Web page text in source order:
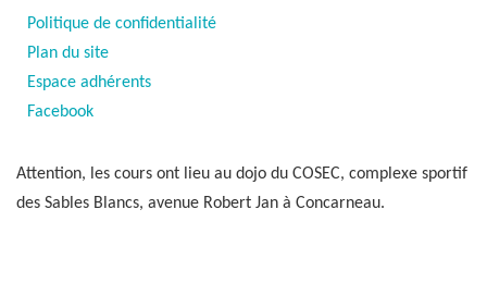
Politique de confidentialité
Plan du site
Espace adhérents
Facebook
Attention, les cours ont lieu au dojo du COSEC, complexe sportif
des Sables Blancs, avenue Robert Jan à Concarneau.